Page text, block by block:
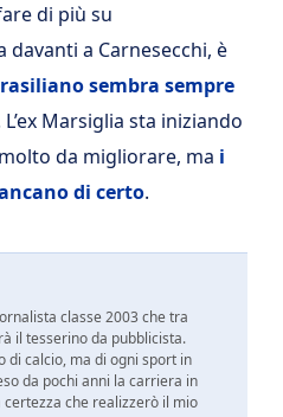
di più su
davanti a Carnesecchi, è
sembra sempre
L’ex Marsiglia sta iniziando
da migliorare, ma i
di certo.
classe 2003 che tra
il tesserino da pubblicista.
di calcio, ma di ogni sport in
da pochi anni la carriera in
che realizzerò il mio